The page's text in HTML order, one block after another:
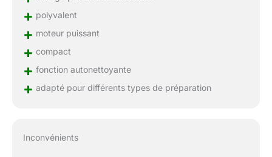
+ polyvalent
+ moteur puissant
+ compact
+ fonction autonettoyante
+ adapté pour différents types de préparation
Inconvénients